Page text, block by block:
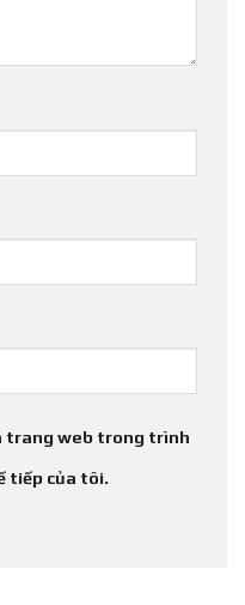
trang web trong trình
tiếp của tôi.